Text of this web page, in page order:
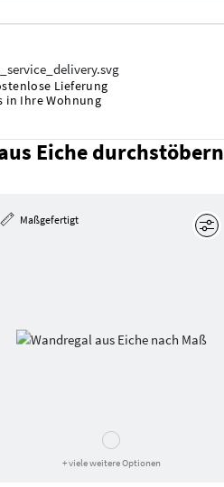
Lieferung
in Ihre Wohnung
Eiche durchstöbern
Maßgefertigt
+ viele weitere Optionen